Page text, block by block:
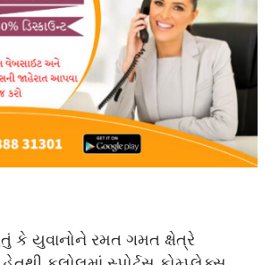
કે યુવાનોને રમત ગમત ક્ષેત્રે